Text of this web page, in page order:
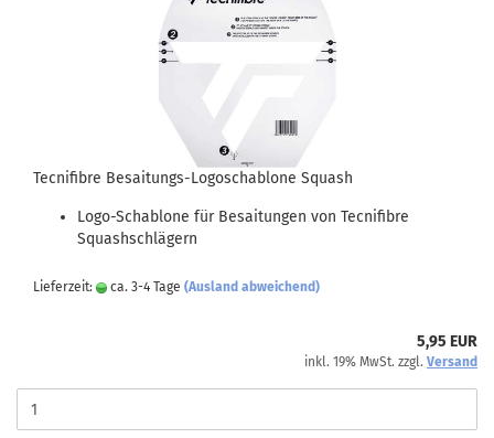
Tecnifibre Besaitungs-Logoschablone Squash
Logo-Schablone für Besaitungen von Tecnifibre
Squashschlägern
Lieferzeit: ca. 3-4 Tage (Ausland abweichend)
5,95 EUR
inkl. 19% MwSt. zzgl. Versand